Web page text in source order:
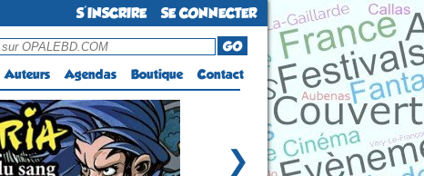
S'INSCRIRE
SE CONNECTER
GO
Auteurs Agendas Boutique Contact
❯